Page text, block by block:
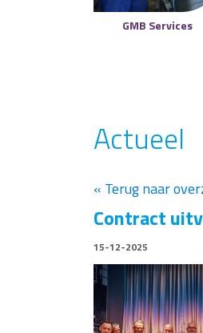
GMB Services
Actueel
« Terug naar
Contract
15-12-2025